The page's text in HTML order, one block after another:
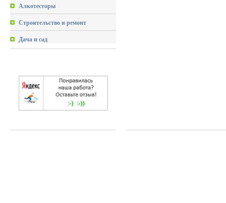
Алкотесторы
Строительство и ремонт
Дача и сад